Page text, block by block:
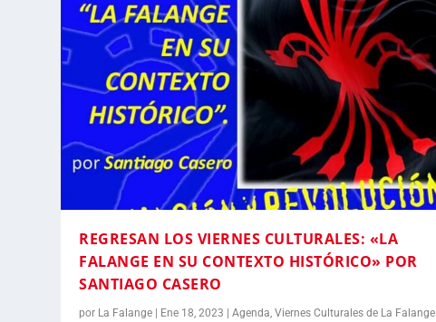
REGRESAN LOS VIERNES CULTURALES: «LA
FALANGE EN SU CONTEXTO HISTÓRICO» POR
SANTIAGO CASERO
por La Falange | Ene 18, 2023 |Agenda,Viernes Culturales de La Falange